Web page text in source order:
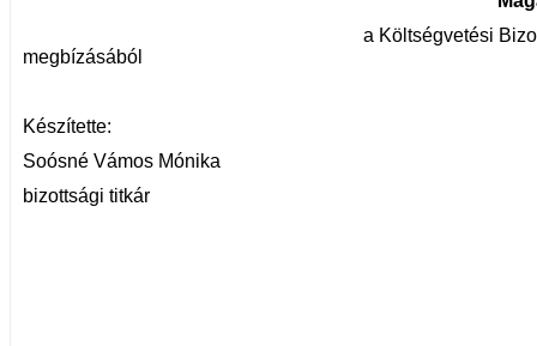
a Költségvetési Bizottság
megbízásából
Készítette:
Soósné Vámos Mónika
bizottsági titkár